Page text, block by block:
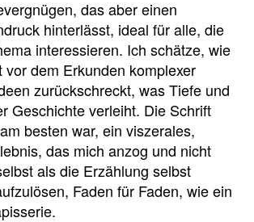
das aber einen
hinterlässt, ideal für alle, die
interessieren. Ich schätze, wie
vor dem Erkunden komplexer
zurückschreckt, was Tiefe und
Geschichte verleiht. Die Schrift
besten war, ein viszerales,
das mich anzog und nicht
als die Erzählung selbst
Faden für Faden, wie ein